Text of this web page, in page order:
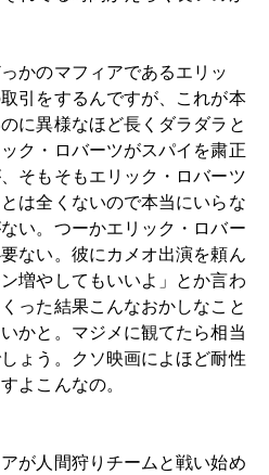
かのマフィアであるエリッ
引をするんですが、これが本
に異様なほど長くダラダラと
ク・ロバーツがスパイを粛正
そもそもエリック・ロバーツ
は全くないので本当にいらな
い。つーかエリック・ロバー
ない。彼にカメオ出演を頼ん
増やしてもいいよ」とか言わ
った結果こんなおかしなこと
かと。マジメに観てたら相当
ょう。クソ映画によほど耐性
よこんなの。
が人間狩りチームと戦い始め